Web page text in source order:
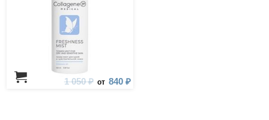
1 050 ₽ от 840 ₽